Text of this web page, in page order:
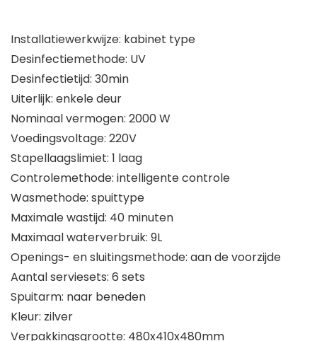
Installatiewerkwijze: kabinet type
Desinfectiemethode: UV
Desinfectietijd: 30min
Uiterlijk: enkele deur
Nominaal vermogen: 2000 W
Voedingsvoltage: 220V
Stapellaagslimiet: 1 laag
Controlemethode: intelligente controle
Wasmethode: spuittype
Maximale wastijd: 40 minuten
Maximaal waterverbruik: 9L
Openings- en sluitingsmethode: aan de voorzijde
Aantal serviesets: 6 sets
Spuitarm: naar beneden
Kleur: zilver
Verpakkingsgrootte: 480x410x480mm